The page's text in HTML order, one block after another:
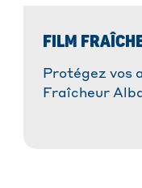
FILM
Protégez vos
Fraîcheur